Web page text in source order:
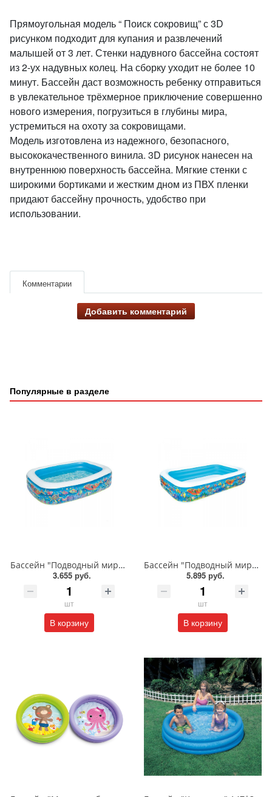
Прямоугольная модель “ Поиск сокровищ” с 3D
рисунком подходит для купания и развлечений
малышей от 3 лет. Стенки надувного бассейна состоят
из 2-ух надувных колец. На сборку уходит не более 10
минут. Бассейн даст возможность ребенку отправиться
в увлекательное трёхмерное приключение совершенно
нового измерения, погрузиться в глубины мира,
устремиться на охоту за сокровищами.
Модель изготовлена из надежного, безопасного,
высококачественного винила. 3D рисунок нанесен на
внутреннюю поверхность бассейна. Мягкие стенки с
широкими бортиками и жестким дном из ПВХ пленки
придают бассейну прочность, удобство при
использовании.
Комментарии
Добавить комментарий
Популярные в разделе
Бассейн "Подводный мир" 229*152*56 см/54120
3.655 руб.
шт
В корзину
Бассейн "Подводный мир" 305*183*56 см/54121
5.895 руб.
шт
В корзину